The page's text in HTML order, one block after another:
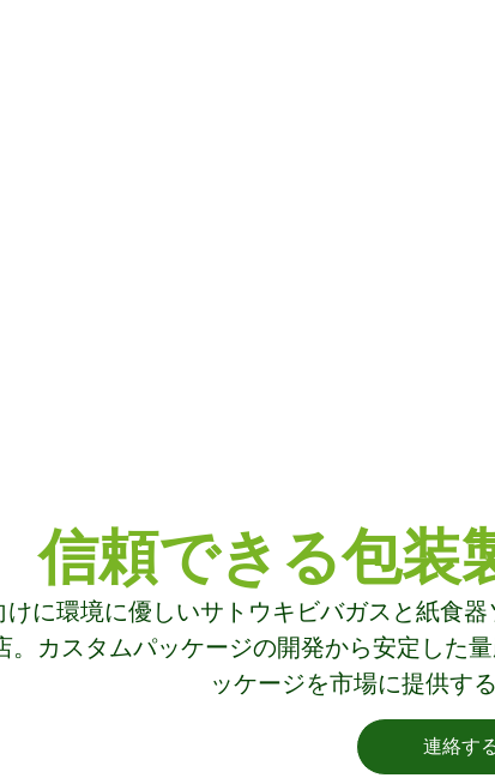
信頼できる包装
に環境に優しいサトウキビバガスと紙食
。カスタムパッケージの開発から安定した
ッケージを市場に提供す
連絡す